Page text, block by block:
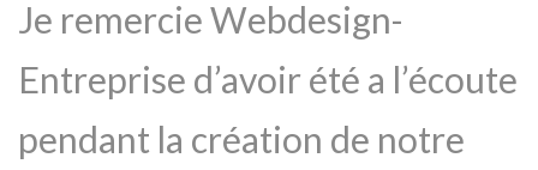
Je remercie Webdesign-
Entreprise d’avoir été a l’écoute
pendant la création de notre